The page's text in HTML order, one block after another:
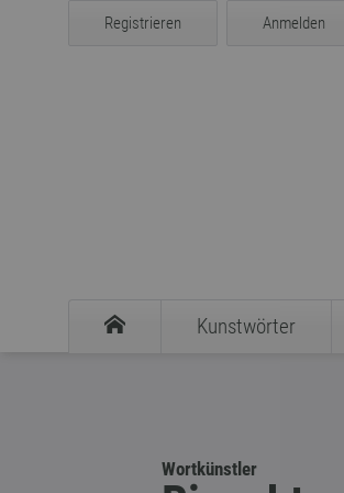
Registrieren Anmelden
Kunstwörter
Wortkünstler